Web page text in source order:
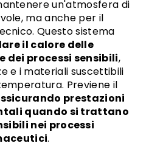
un'atmosfera di
ma anche per il
Questo sistema
il calore delle
dei processi sensibili,
e i materiali suscettibili
Previene il
prestazioni
quando si trattano
nei processi
.